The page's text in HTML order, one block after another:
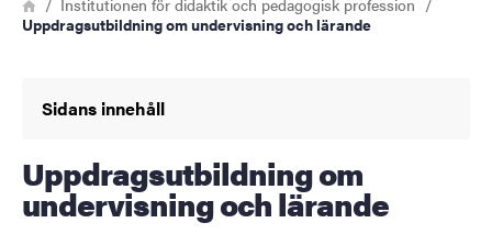
Om webbplatsen
Institutionen för didaktik och pedagogisk profession
Uppdragsutbildning om undervisning och lärande
Sidans innehåll
Uppdragsutbildning om
undervisning och lärande